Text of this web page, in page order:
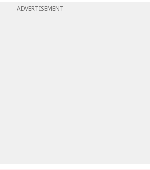
ADVERTISEMENT